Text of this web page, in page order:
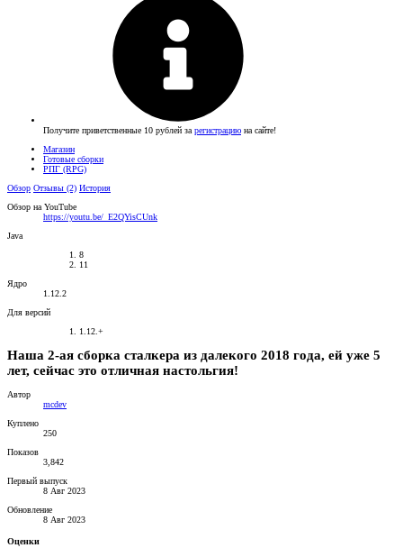
Получите приветственные 10 рублей за регистрацию на сайте!
Магазин
Готовые сборки
РПГ (RPG)
Обзор Отзывы (2) История
Обзор на YouTube
https://youtu.be/_E2QYisCUnk
Java
8
11
Ядро
1.12.2
Для версий
1.12.+
Наша 2-ая сборка сталкера из далекого 2018 года, ей уже 5
лет, сейчас это отличная настольгия!​
Автор
mcdev
Куплено
250
Показов
3,842
Первый выпуск
8 Авг 2023
Обновление
8 Авг 2023
Оценки